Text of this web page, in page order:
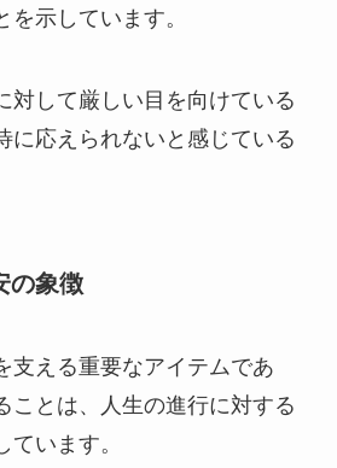
示しています。
対して厳しい目を向けている
に応えられないと感じている
の象徴
支える重要なアイテムであ
ことは、人生の進行に対する
います。